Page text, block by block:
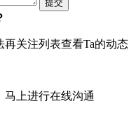
再关注列表查看Ta的动态
马上进行在线沟通